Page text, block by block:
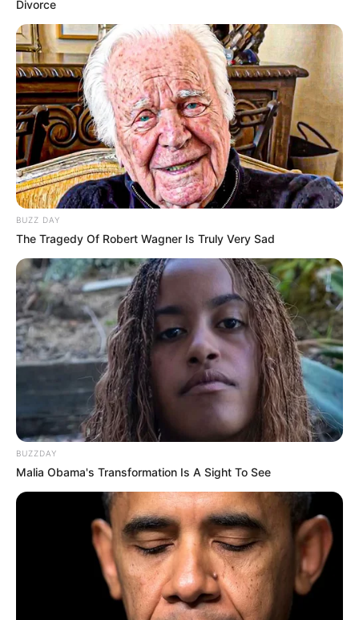
Divorce
BUZZ DAY
The Tragedy Of Robert Wagner Is Truly Very Sad
BUZZDAY
Malia Obama's Transformation Is A Sight To See